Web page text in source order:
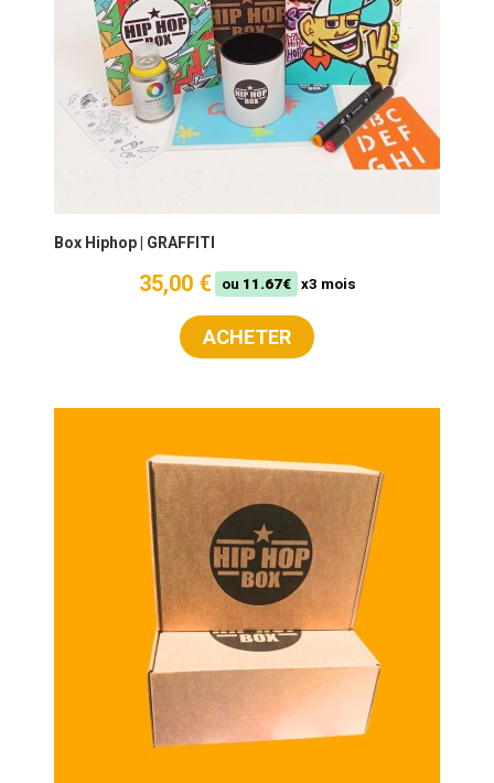
Box Hiphop | GRAFFITI
35,00 € ou 11.67€ x3 mois
ACHETER